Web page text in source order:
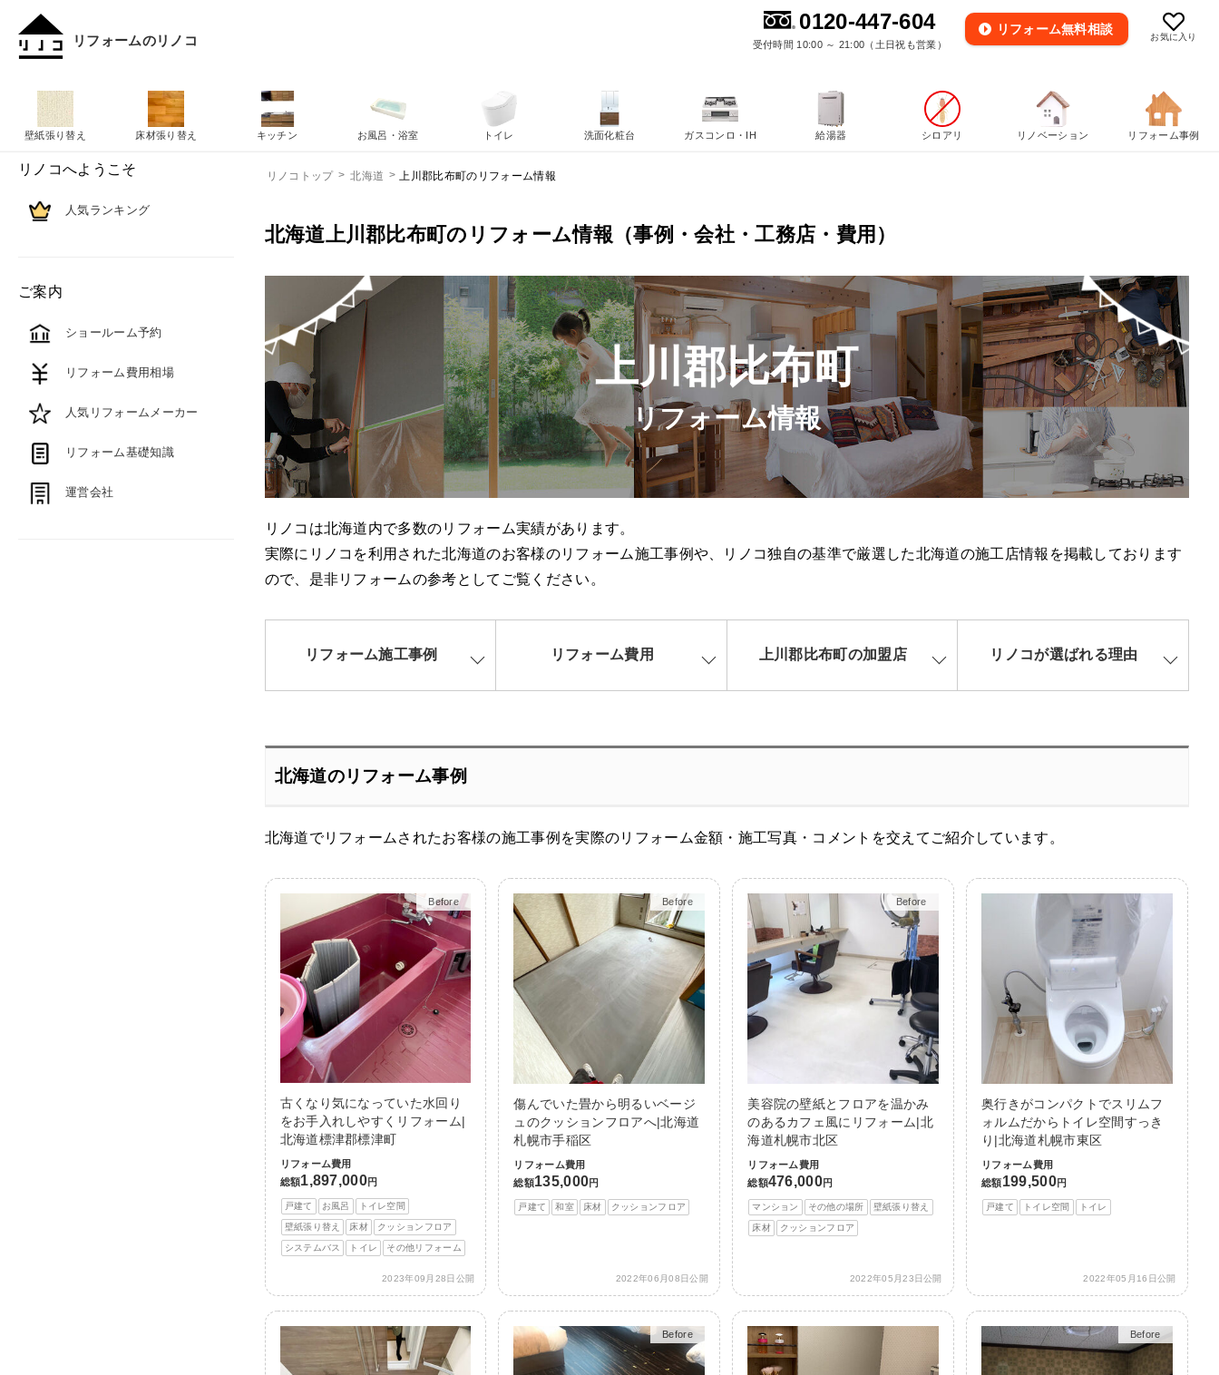
リフォームのリノコ お気に入り
0120-447-604
受付時間 10:00 ～ 21:00（土日祝も営業）
リフォーム無料相談
リノコトップ 北海道 上川郡比布町のリフォーム情報
北海道上川郡比布町のリフォーム情報（事例・会社・工務店・費用）
上川郡比布町
リフォーム情報
リノコは北海道内で多数のリフォーム実績があります。
実際にリノコを利用された北海道のお客様のリフォーム施工事例や、リノコ独自の基準で厳選した北海道の施工店情報を掲載しております
ので、是非リフォームの参考としてご覧ください。
リフォーム施工事例 リフォーム費用 上川郡比布町の加盟店 リノコが選ばれる理由
北海道のリフォーム事例
北海道でリフォームされたお客様の施工事例を実際のリフォーム金額・施工写真・コメントを交えてご紹介しています。
Before
After
古くなり気になっていた水回り
をお手入れしやすくリフォーム|
北海道標津郡標津町
リフォーム費用
総額1,897,000円
戸建て お風呂 トイレ空間
壁紙張り替え 床材 クッションフロア
システムバス トイレ その他リフォーム
2023年09月28日公開
Before
After
傷んでいた畳から明るいベージ
ュのクッションフロアへ|北海道
札幌市手稲区
リフォーム費用
総額135,000円
戸建て 和室 床材 クッションフロア
2022年06月08日公開
Before
After
美容院の壁紙とフロアを温かみ
のあるカフェ風にリフォーム|北
海道札幌市北区
リフォーム費用
総額476,000円
マンション その他の場所 壁紙張り替え
床材 クッションフロア
2022年05月23日公開
奥行きがコンパクトでスリムフ
ォルムだからトイレ空間すっき
り|北海道札幌市東区
リフォーム費用
総額199,500円
戸建て トイレ空間 トイレ
2022年05月16日公開
Before
After Before
After
壁紙張り替え 床材張り替え キッチン お風呂・浴室 トイレ 洗面化粧台 ガスコンロ・IH 給湯器 シロアリ リノベーション リフォーム事例
リノコへようこそ
人気ランキング
ご案内
ショールーム予約
リフォーム費用相場
人気リフォームメーカー
リフォーム基礎知識
運営会社